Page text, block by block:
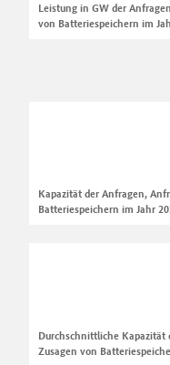
Leistung in GW der
von Batteriespeichern im
Kapazität der Anfragen,
Batteriespeichern im Jahr
Durchschnittliche Kapazität
Zusagen von